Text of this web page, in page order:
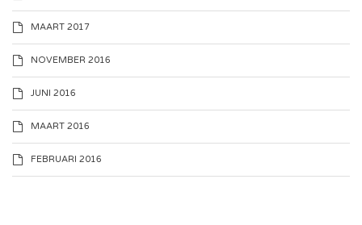
MAART 2017
NOVEMBER 2016
JUNI 2016
MAART 2016
FEBRUARI 2016